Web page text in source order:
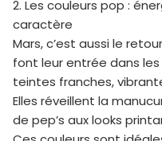
2. Les couleurs pop :
caractère
Mars, c’est aussi le
font leur entrée dans
teintes franches,
Elles réveillent la
de pep’s aux looks